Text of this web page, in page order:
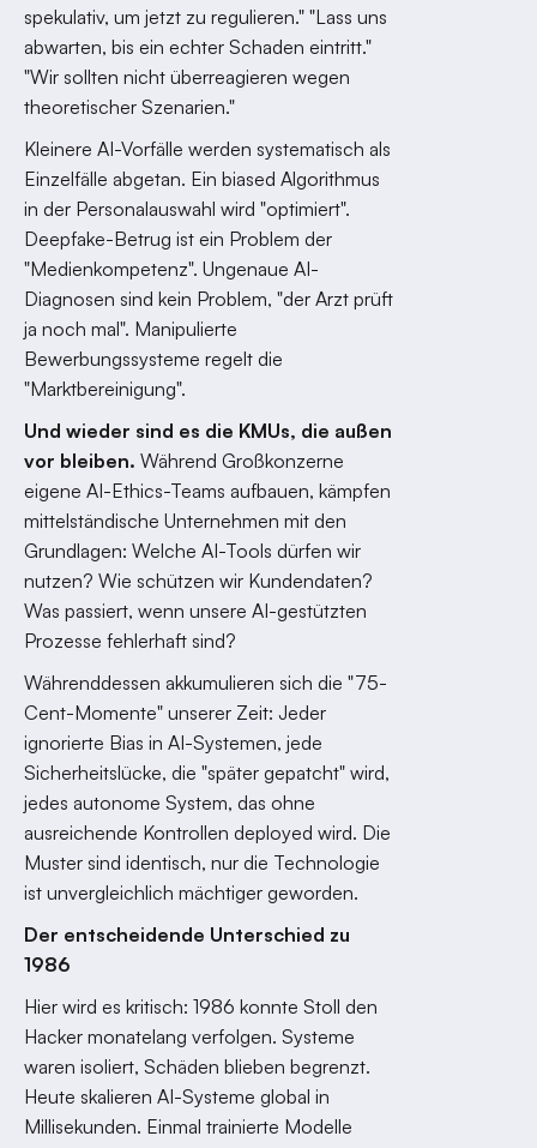
spekulativ, um jetzt zu regulieren." "Lass uns
abwarten, bis ein echter Schaden eintritt."
"Wir sollten nicht überreagieren wegen
theoretischer Szenarien."
Kleinere AI-Vorfälle werden systematisch als
Einzelfälle abgetan. Ein biased Algorithmus
in der Personalauswahl wird "optimiert".
Deepfake-Betrug ist ein Problem der
"Medienkompetenz". Ungenaue AI-
Diagnosen sind kein Problem, "der Arzt prüft
ja noch mal". Manipulierte
Bewerbungssysteme regelt die
"Marktbereinigung".
Und wieder sind es die KMUs, die außen
vor bleiben. Während Großkonzerne
eigene AI-Ethics-Teams aufbauen, kämpfen
mittelständische Unternehmen mit den
Grundlagen: Welche AI-Tools dürfen wir
nutzen? Wie schützen wir Kundendaten?
Was passiert, wenn unsere AI-gestützten
Prozesse fehlerhaft sind?
Währenddessen akkumulieren sich die "75-
Cent-Momente" unserer Zeit: Jeder
ignorierte Bias in AI-Systemen, jede
Sicherheitslücke, die "später gepatcht" wird,
jedes autonome System, das ohne
ausreichende Kontrollen deployed wird. Die
Muster sind identisch, nur die Technologie
ist unvergleichlich mächtiger geworden.
Der entscheidende Unterschied zu
1986
Hier wird es kritisch: 1986 konnte Stoll den
Hacker monatelang verfolgen. Systeme
waren isoliert, Schäden blieben begrenzt.
Heute skalieren AI-Systeme global in
Millisekunden. Einmal trainierte Modelle